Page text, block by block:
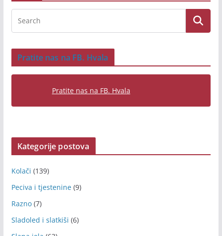
Pratite nas na FB. Hvala
Pratite nas na FB. Hvala
Kategorije postova
Kolači (139)
Peciva i tjestenine(9)
Razno(7)
Sladoled i slatkiši (6)